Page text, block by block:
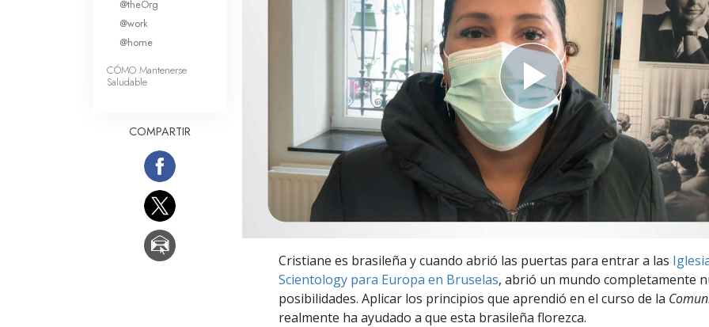
Amor y Odio: ¿Qué es Grandeza?
Cristiane es brasileña y cuando abrió las puertas para entrar a las
Scientology para Europa en Bruselas, abrió un mundo completamente
posibilidades. Aplicar los principios que aprendió en el curso de la
realmente ha ayudado a que esta brasileña florezca.
@theOrg
@work
@home
CÓMO Mantenerse
Saludable
COMPARTIR